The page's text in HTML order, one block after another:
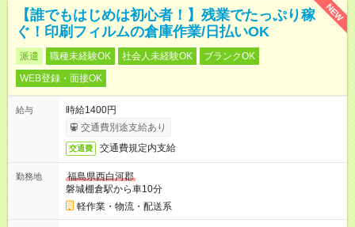
NEW
【誰でもはじめは初心者！】残業でたっぷり稼
ぐ！印刷フィルムの倉庫作業/日払いOK
派遣 職種未経験OK 社会人未経験OK
ブランクOK
WEB登録・面接OK
給与
時給1400円
交通費別途支給あり
交通費 交通費規定内支給
勤務地
福島県西白河郡
磐城棚倉駅から車10分
軽作業・物流・配送系